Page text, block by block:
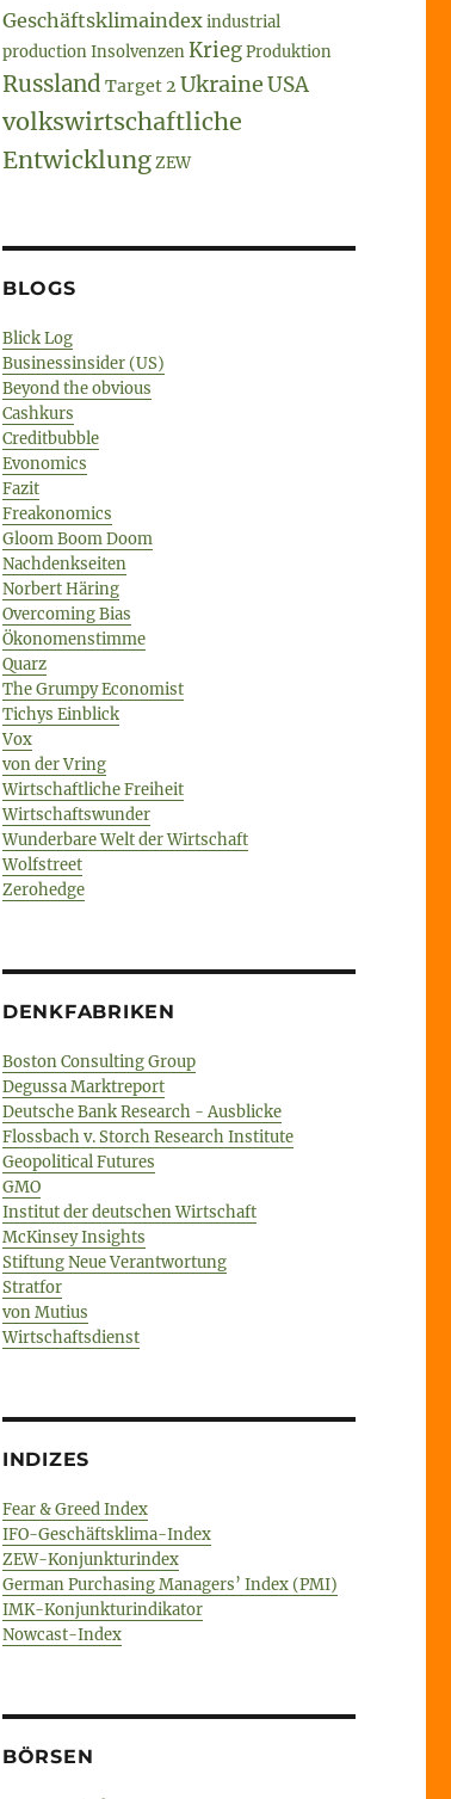
Geschäftsklimaindexindustrial
productionInsolvenzenKriegProduktion
Russland Target 2 UkraineUSA
volkswirtschaftliche
EntwicklungZEW
BLOGS
Blick Log
Businessinsider (US)
Beyond the obvious
Cashkurs
Creditbubble
Evonomics
Fazit
Freakonomics
Gloom Boom Doom
Nachdenkseiten
Norbert Häring
Overcoming Bias
Ökonomenstimme
Quarz
The Grumpy Economist
Tichys Einblick
Vox
von der Vring
Wirtschaftliche Freiheit
Wirtschaftswunder
Wunderbare Welt der Wirtschaft
Wolfstreet
Zerohedge
DENKFABRIKEN
Boston Consulting Group
Degussa Marktreport
Deutsche Bank Research - Ausblicke
Flossbach v. Storch Research Institute
Geopolitical Futures
GMO
Institut der deutschen Wirtschaft
McKinsey Insights
Stiftung Neue Verantwortung
Stratfor
von Mutius
Wirtschaftsdienst
INDIZES
Fear & Greed Index
IFO-Geschäftsklima-Index
ZEW-Konjunkturindex
German Purchasing Managers’ Index (PMI)
IMK-Konjunkturindikator
Nowcast-Index
BÖRSEN